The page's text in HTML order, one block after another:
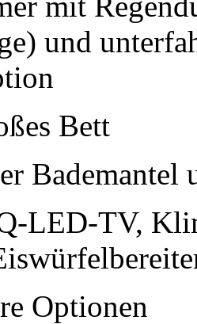
und
Bett
Bademantel
LED-TV,
Optionen